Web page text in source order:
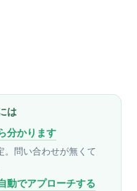
は
分かります
。問い合わせが無くて
動でアプローチする